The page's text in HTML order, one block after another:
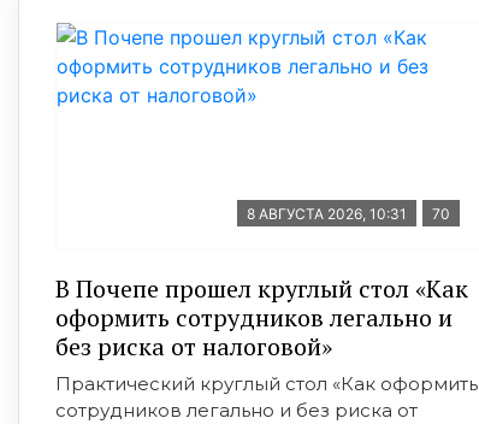
8 АВГУСТА 2026, 10:31 70
В Почепе прошел круглый стол «Как
оформить сотрудников легально и
без риска от налоговой»
Практический круглый стол «Как оформить
сотрудников легально и без риска от